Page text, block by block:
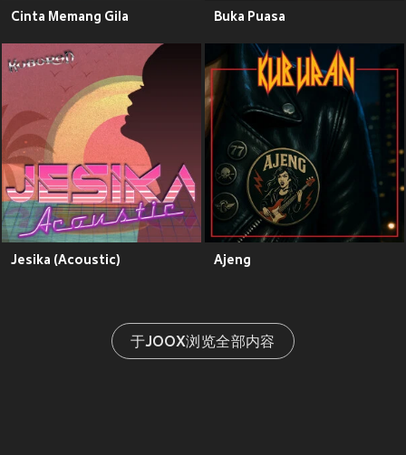
Cinta Memang Gila Buka Puasa
Jesika (Acoustic) Ajeng
于JOOX浏览全部内容